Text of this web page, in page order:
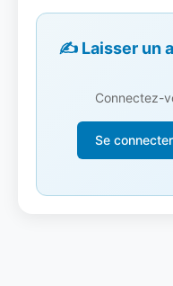
✍️ Laisser un
Connectez-
Se connecter